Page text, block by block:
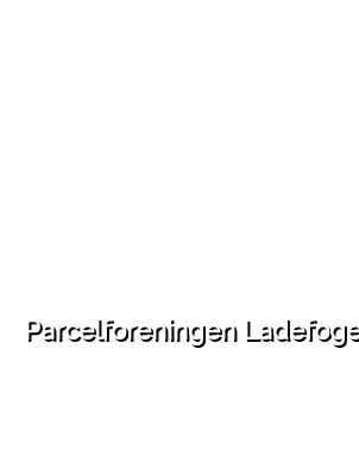
Parcelforeningen